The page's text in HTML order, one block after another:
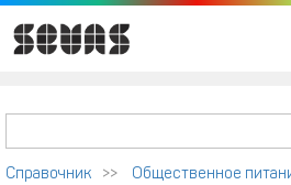
Справочник >> Общественное